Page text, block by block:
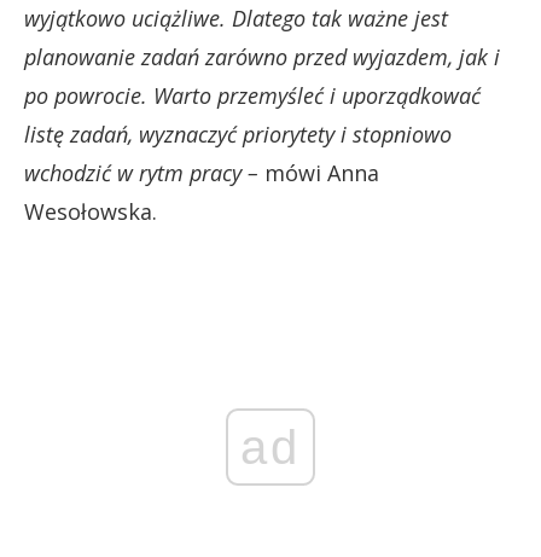
wyjątkowo uciążliwe. Dlatego tak ważne jest
planowanie zadań zarówno przed wyjazdem, jak i
po powrocie. Warto przemyśleć i uporządkować
listę zadań, wyznaczyć priorytety i stopniowo
wchodzić w rytm pracy – mówi Anna
Wesołowska.
ad